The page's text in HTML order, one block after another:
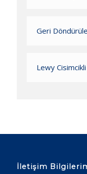
Geri
Lewy
İletişim